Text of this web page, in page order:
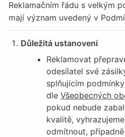
Reklamačním řádu s velkým
mají význam uvedený v
Důležitá ustanovení
Reklamovat
odesílatel své
splňujícím
dle Všeobecných
pokud nebude
kvalitě,
odmítnout,